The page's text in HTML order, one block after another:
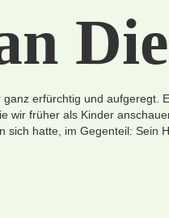
erfürchtig und aufgeregt.
wir früher als Kinder
hatte, im Gegenteil: